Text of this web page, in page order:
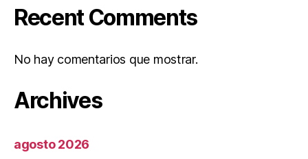
Recent Comments
No hay comentarios que mostrar.
Archives
agosto 2026